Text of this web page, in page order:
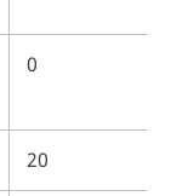
0
20